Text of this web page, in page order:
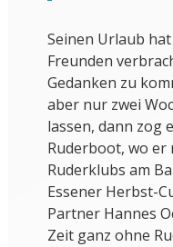
Seinen Urlaub
Freunden
Gedanken zu
aber nur zwei
lassen, dann zog
Ruderboot, wo er
Ruderklubs am
Essener Herbst-
Partner Hannes
Zeit ganz ohne